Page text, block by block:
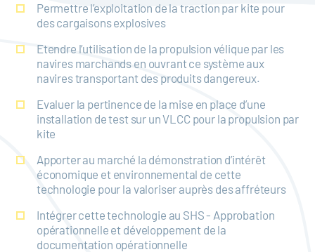
Permettre l’exploitation de la traction par kite pour
des cargaisons explosives
Etendre l’utilisation de la propulsion vélique par les
navires marchands en ouvrant ce système aux
navires transportant des produits dangereux.
Evaluer la pertinence de la mise en place d’une
installation de test sur un VLCC pour la propulsion par
kite
Apporter au marché la démonstration d’intérêt
économique et environnemental de cette
technologie pour la valoriser auprès des affréteurs
Intégrer cette technologie au SHS - Approbation
opérationnelle et développement de la
documentation opérationnelle